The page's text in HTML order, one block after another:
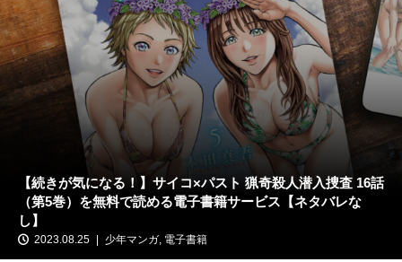
【続きが気になる！】サイコ×パスト 猟奇殺人潜入捜査 16話
（第5巻）を無料で読める電子書籍サービス【ネタバレな
し】
2023.08.25 少年マンガ, 電子書籍